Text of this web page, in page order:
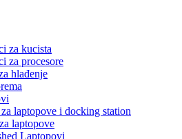
za kucista
za procesore
hlađenje
laptopove i docking station
laptopove
Laptopovi